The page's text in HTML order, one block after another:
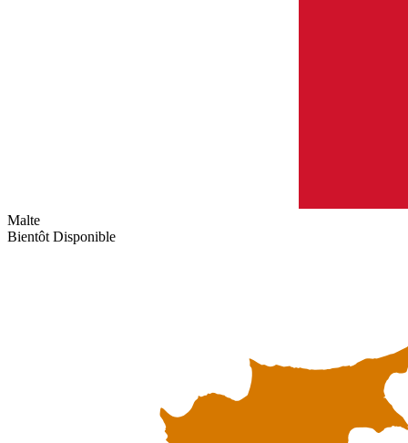
Malte
Bientôt Disponible